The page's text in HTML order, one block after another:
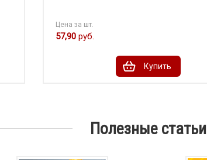
Цена за шт.
57,90 руб.
Купить
Полезные статьи